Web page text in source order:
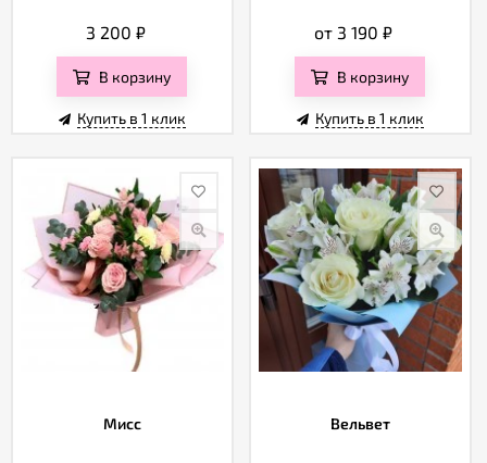
3 200 ₽
В корзину
Купить в 1 клик
от 3 190₽
В корзину
Купить в 1 клик
Мисс Вельвет